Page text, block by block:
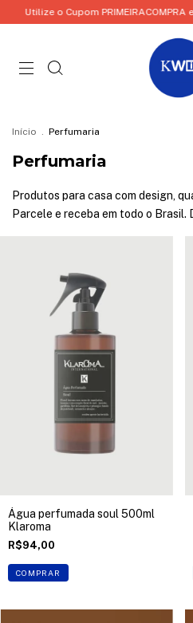
PRIMEIRACOMPRA e Ganhe 10% em
Início . Perfumaria
Perfumaria
Produtos para casa com design,
Parcele e receba em todo o
Água perfumada soul 500ml
Klaroma
R$94,00
COMPRAR